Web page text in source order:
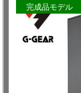
完成品モデル